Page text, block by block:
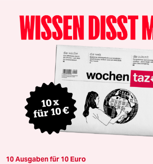
10 Ausgaben für 10 Euro